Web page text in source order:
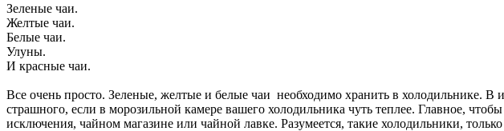
Зеленые чаи.
Желтые чаи.
Белые чаи.
Улуны.
И красные чаи.
Все очень просто. Зеленые, желтые и белые чаи необходимо хранить в холодильнике. В
страшного, если в морозильной камере вашего холодильника чуть теплее. Главное,
исключения, чайном магазине или чайной лавке. Разумеется, такие холодильники,